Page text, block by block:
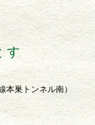
す
巣トンネル南）